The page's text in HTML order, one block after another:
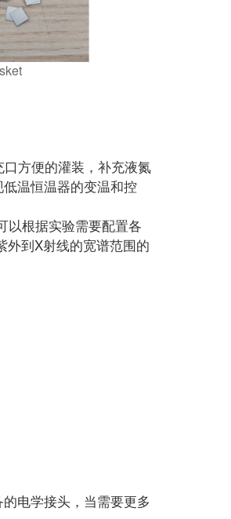
方便的灌装，补充液氮
温恒温器的变温和控
根据实验需要配置各
外到X射线的宽谱范围的
电学接头，当需要更多